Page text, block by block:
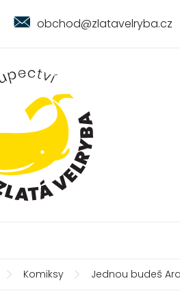
obchod@zlatavelryba.cz
Komiksy Jednou budeš